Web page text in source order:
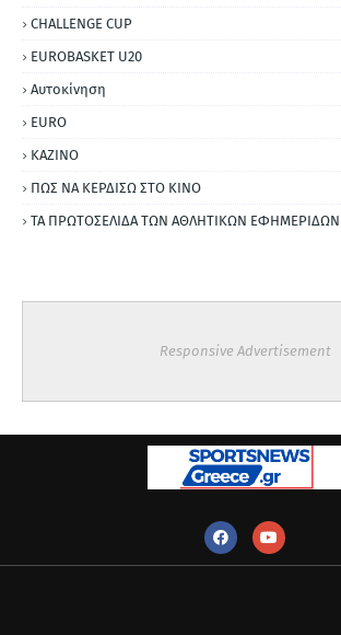
CHALLENGE CUP
EUROBASKET U20
Αυτοκίνηση
ΕURO
ΚΑΖΙΝΟ
ΠΩΣ ΝΑ ΚΕΡΔΙΣΩ ΣΤΟ ΚΙΝΟ
ΤΑ ΠΡΩΤΟΣΕΛΙΔΑ ΤΩΝ ΑΘΛΗΤΙΚΩΝ ΕΦΗΜΕΡΙΔΩΝ
Responsive Advertisement